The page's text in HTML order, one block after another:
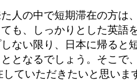
人の中で短期滞在の方は
も、しっかりとした英語
ない限り、日本に帰ると
となるでしょう。そこで
していただきたいと思いま